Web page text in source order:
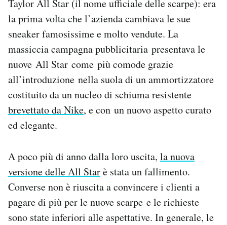
Area Personale
Newsletter
Notifiche mobile
Regala il Post
Hai bisogno di aiuto?
Esci
Taylor All Star (il nome ufficiale delle scarpe): era
la prima volta che l’azienda cambiava le sue
sneaker famosissime e molto vendute. La
massiccia campagna pubblicitaria presentava le
nuove All Star come più comode grazie
all’introduzione nella suola di un ammortizzatore
costituito da un nucleo di schiuma resistente
brevettato da Nike, e con un nuovo aspetto curato
ed elegante.
A poco più di anno dalla loro uscita, la nuova
versione delle All Starè stata un fallimento.
Converse non è riuscita a convincere i clienti a
pagare di più per le nuove scarpe e le richieste
sono state inferiori alle aspettative. In generale, le